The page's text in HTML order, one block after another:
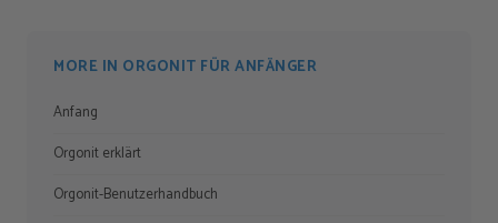
MORE IN ORGONIT FÜR ANFÄNGER
Anfang
Orgonit erklärt
Orgonit-Benutzerhandbuch